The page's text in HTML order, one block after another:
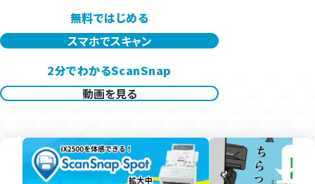
無料ではじめる
スマホでスキャン
2分でわかるScanSnap
動画を見る